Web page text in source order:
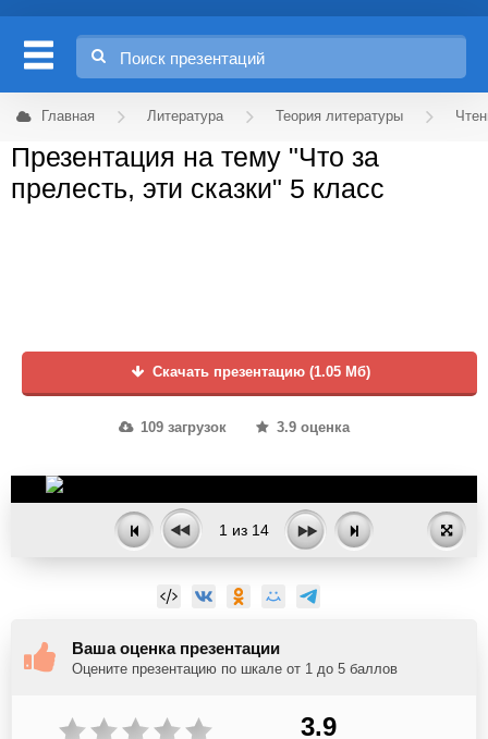
Главная Литература Теория литературы
Презентация на тему "Что за
прелесть, эти сказки" 5 класс
Скачать презентацию (1.05 Мб)
109 загрузок 3.9 оценка
1 из 14
Ваша оценка презентации
Оцените презентацию по шкале от 1 до 5 баллов
3.9